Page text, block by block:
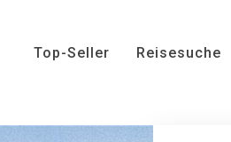
Top-Seller Reisesuche